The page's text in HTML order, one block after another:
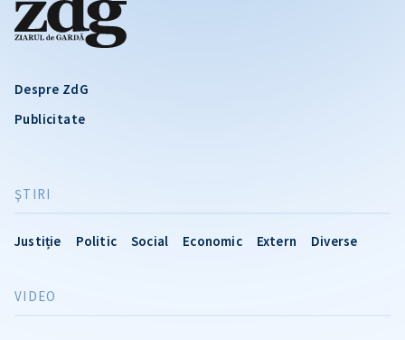
Despre ZdG
Publicitate
ŞTIRI
Justiție Politic Social Economic Extern Diverse
VIDEO